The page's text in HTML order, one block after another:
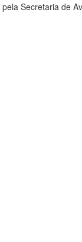
Secretaria de